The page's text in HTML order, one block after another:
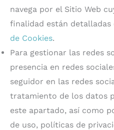
navega por el Sitio Web
finalidad están detalladas
de Cookies.
Para gestionar las redes
presencia en redes
seguidor en las redes
tratamiento de los datos
este apartado, así como
de uso, políticas de